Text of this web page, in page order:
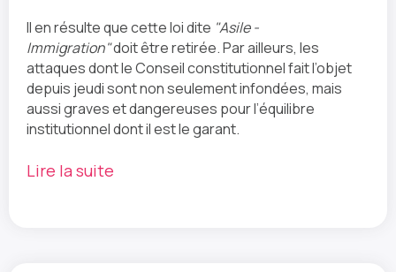
Il en résulte que cette loi dite "Asile -
Immigration"doit être retirée. Par ailleurs, les
attaques dont le Conseil constitutionnel fait l’objet
depuis jeudi sont non seulement infondées, mais
aussi graves et dangereuses pour l’équilibre
institutionnel dont il est le garant.
Lire la suite